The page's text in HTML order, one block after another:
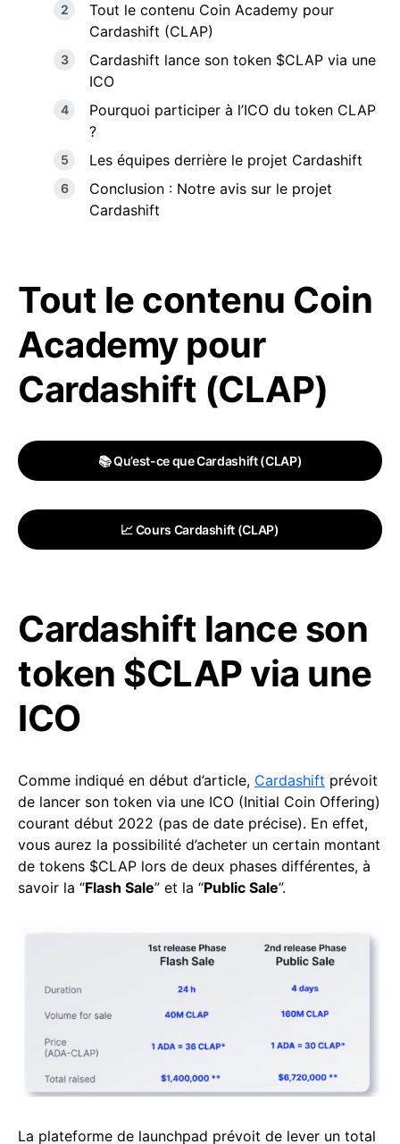
Tout le contenu Coin Academy pour
Cardashift (CLAP)
Cardashift lance son token $CLAP via une
ICO
Pourquoi participer à l’ICO du token CLAP
?
Les équipes derrière le projet Cardashift
Conclusion : Notre avis sur le projet
Cardashift
Tout le contenu Coin
Academy pour
Cardashift (CLAP)
📚 Qu’est-ce que Cardashift (CLAP)
📈 Cours Cardashift (CLAP)
Cardashift lance son
token $CLAP via une
ICO
Comme indiqué en début d’article, Cardashift prévoit
de lancer son token via une ICO (Initial Coin Offering)
courant début 2022 (pas de date précise). En effet,
vous aurez la possibilité d’acheter un certain montant
de tokens $CLAP lors de deux phases différentes, à
savoir la “Flash Sale” et la “Public Sale”.
La plateforme de launchpad prévoit de lever un total